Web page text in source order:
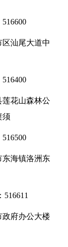
区汕尾大道中
莲花山森林公
须
东海镇洛洲东
516611
政府办公大楼